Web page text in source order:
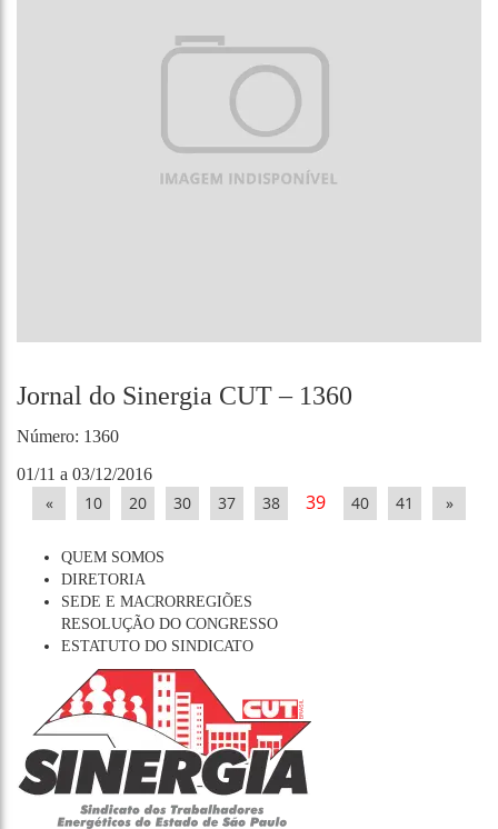
Jornal do Sinergia CUT – 1360
Número: 1360
01/11 a 03/12/2016
« 10 20 30 37 38 39 40 41 »
QUEM SOMOS
DIRETORIA
SEDE E MACRORREGIÕES
RESOLUÇÃO DO CONGRESSO
ESTATUTO DO SINDICATO